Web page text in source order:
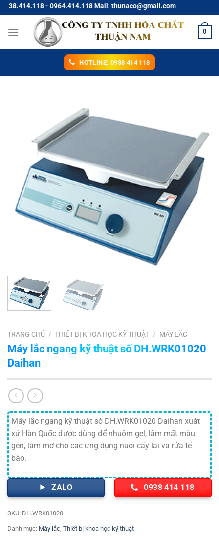
Chuyển
đến
nội
- 0964.414.118 Mail: thunaco@gmail.com
0
HOTLINE: 0938 414 118
TRANG CHỦ / THIẾT BỊ KHOA HỌC KỸ THUẬT / MÁY LẮC
Máy lắc ngang kỹ thuật số DH.WRK01020
Daihan
Máy lắc ngang kỹ thuật số DH.WRK01020 Daihan xuất
xứ Hàn Quốc được dùng để nhuộm gel, làm mất màu
gen, làm mờ cho các ứng dụng nuôi cấy lai và rửa tế
bào.
ZALO 0938 414 118
SKU: DH.WRK01020
Danh mục: Máy lắc Thiết bị khoa học kỹ thuật